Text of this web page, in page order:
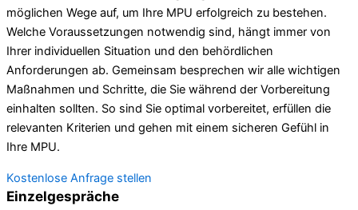
möglichen Wege auf, um Ihre MPU erfolgreich zu bestehen.
Welche Voraussetzungen notwendig sind, hängt immer von
Ihrer individuellen Situation und den behördlichen
Anforderungen ab. Gemeinsam besprechen wir alle wichtigen
Maßnahmen und Schritte, die Sie während der Vorbereitung
einhalten sollten. So sind Sie optimal vorbereitet, erfüllen die
relevanten Kriterien und gehen mit einem sicheren Gefühl in
Ihre MPU.
Kostenlose Anfrage stellen
Einzelgespräche